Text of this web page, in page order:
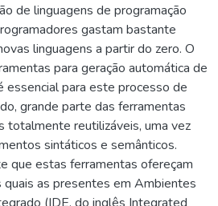
de linguagens de programação
gastam bastante
linguagens a partir do zero. O
para geração automática de
essencial para este processo de
grande parte das ferramentas
totalmente reutilizáveis, uma vez
sintáticos e semânticos.
que estas ferramentas ofereçam
quais as presentes em Ambientes